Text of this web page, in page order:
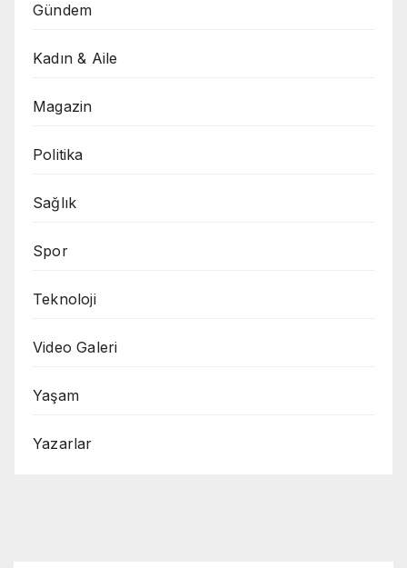
Gündem
Kadın & Aile
Magazin
Politika
Sağlık
Spor
Teknoloji
Video Galeri
Yaşam
Yazarlar